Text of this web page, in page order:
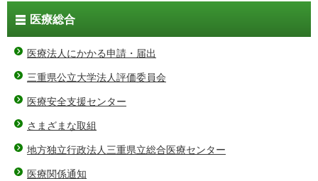
医療総合
医療法人にかかる申請・届出
三重県公立大学法人評価委員会
医療安全支援センター
さまざまな取組
地方独立行政法人三重県立総合医療センター
医療関係通知